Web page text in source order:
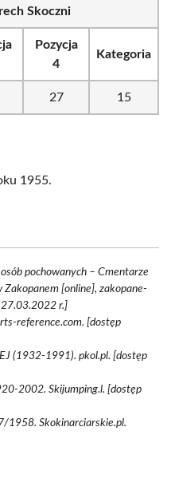
Skoczni
Pozycja
4
Kategoria
27 15
1955.
pochowanych – Cmentarze
[online], zakopane-
27.03.2022 r.]
reference.com. [dostęp
(1932-1991). pkol.pl. [dostęp
2002. Skijumping.l. [dostęp
1958. Skokinarciarskie.pl.